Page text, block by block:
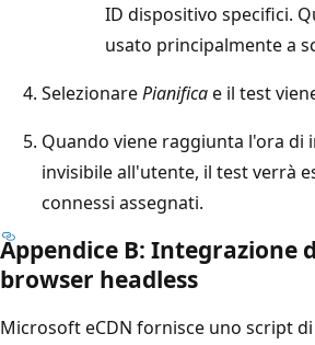
ID dispositivo specifici.
usato principalmente a
SelezionarePianificae il test
Quando viene raggiunta l'ora di
invisibile all'utente, il test verrà
connessi assegnati.
Appendice B: Integrazione
browser headless
Microsoft eCDN fornisce uno script